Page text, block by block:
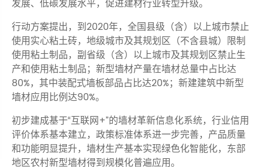
发展、低碳发展水平，促进建材行业转型升级。
行动方案提出，到2020年，全国县级（含）以上城市禁止
使用实心粘土砖，地级城市及其规划区（不含县城）限制
使用粘土制品，副省级（含）以上城市及其规划区禁止生
产和使用粘土制品；新型墙材产量在墙材总量中占比达
80%，其中装配式墙板部品占比达20%；新建建筑中新型
墙材应用比例达90%。
初步建成基于“互联网+”的墙材革新信息化系统，行业信用
评价体系基本建立，政策标准体系进一步完善，产品质量
和功能明显提升，墙材生产基本实现绿色化智能化，东部
地区农村新型墙材得到规模化普遍应用。